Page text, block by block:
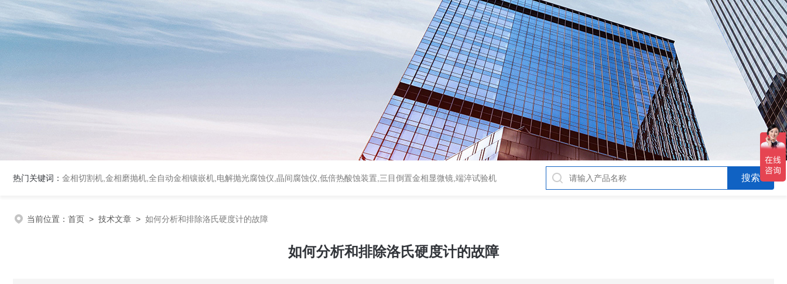
热门关键词： 金相切割机,金相磨抛机,全自动金相镶嵌机,电解抛光腐蚀仪,晶间腐蚀仪,低倍热酸蚀装置,三目倒置金相显微镜,端淬试验机
当前位置： 首页 > 技术文章 > 如何分析和排除洛氏硬度计的故障
如何分析和排除洛氏硬度计的故障